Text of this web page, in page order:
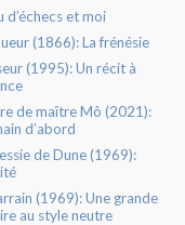
d’échecs et moi
(1866): La frénésie
(1995): Un récit à
de maître Mô (2021):
d’abord
de Dune (1969):
(1969): Une grande
au style neutre